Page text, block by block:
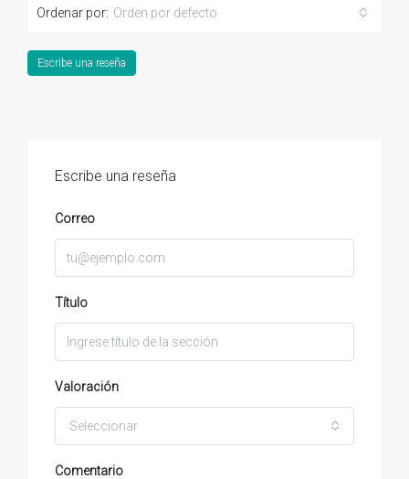
Ordenar por: Orden por defecto
Escribe una reseña
Escribe una reseña
Correo
Título
Valoración
Seleccionar
Comentario